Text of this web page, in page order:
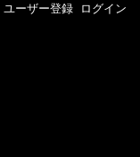
ユーザー登録 ログイン